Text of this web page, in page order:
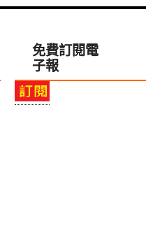
免費訂閱電
子報